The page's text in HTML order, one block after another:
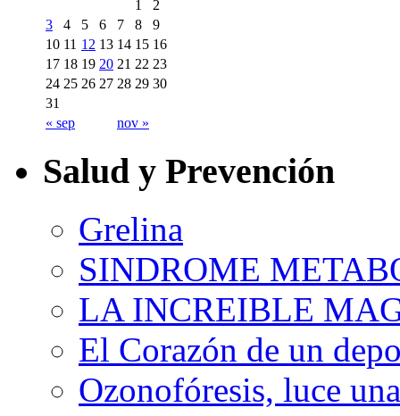
« sep nov »
1
2
3
4 5 6 7 8
9
10 11 12 13 14 15 16
17 18 19 20 21 22 23
24 25 26 27 28 29 30
31
Salud y Prevención
Grelina
SINDROME
LA INCREIBLE
El Corazón de un
Ozonofóresis, luce